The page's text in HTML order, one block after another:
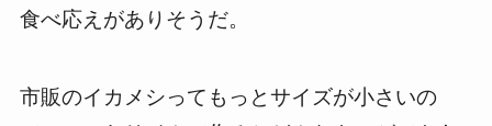
食べ応えがありそうだ。
市販のイカメシってもっとサイズが小さいの